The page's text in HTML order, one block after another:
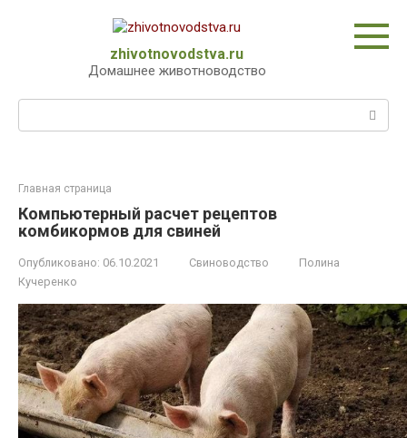
zhivotnovodstva.ru
Домашнее животноводство
Поиск:
Главная страница
Компьютерный расчет рецептов
комбикормов для свиней
Опубликовано: 06.10.2021 Свиноводство
Полина
Кучеренко